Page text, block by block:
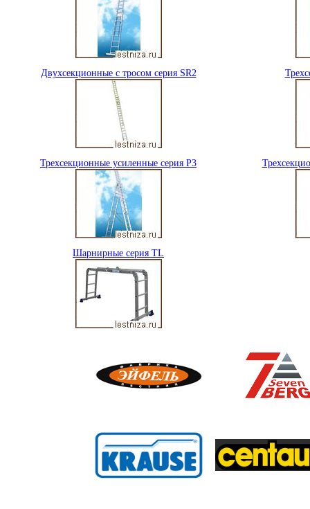
Двухсекционные с тросом серия SR2
Трехсекционные усиленные серия P3
Шарнирные серия TL